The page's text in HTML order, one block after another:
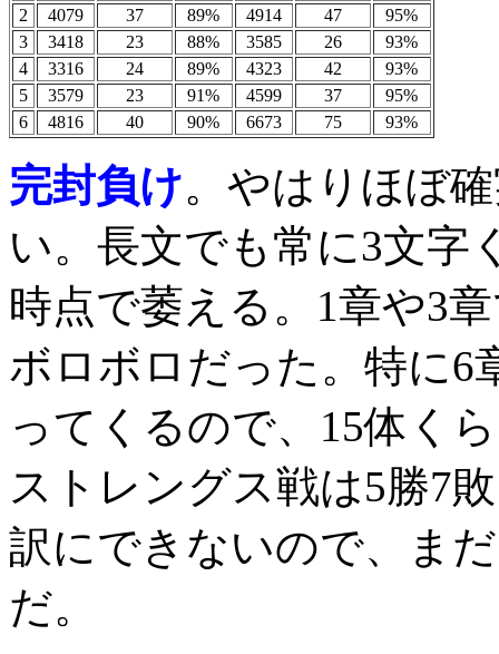
2
4079 37 89% 4914 47
95%
3
3418 23 88% 3585 26
93%
4
3316 24 89% 4323 42
93%
5
3579 23 91% 4599 37
95%
6
4816 40 90% 6673 75 93%
完封負け。やはりほぼ
い。長文でも常に3文字
時点で萎える。1章や3
ボロボロだった。特に6
ってくるので、15体く
ストレングス戦は5勝7
訳にできないので、ま
だ。